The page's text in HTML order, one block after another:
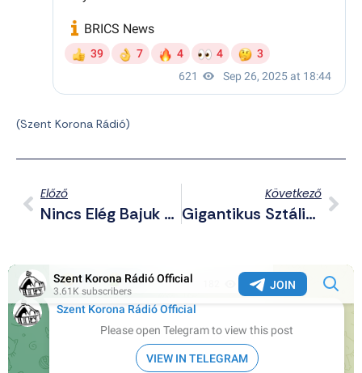
(Szent Korona Rádió)
Előző
Nincs Elég Bajuk A Gázaiaknak, Hangszórón Kellett Hallgatniuk Netanjahu Beszédét
Következő
Gigantikus Sztálin-Szobor Miatt Robbantották Fel A Kommunisták A Regnum Marianum Templomot